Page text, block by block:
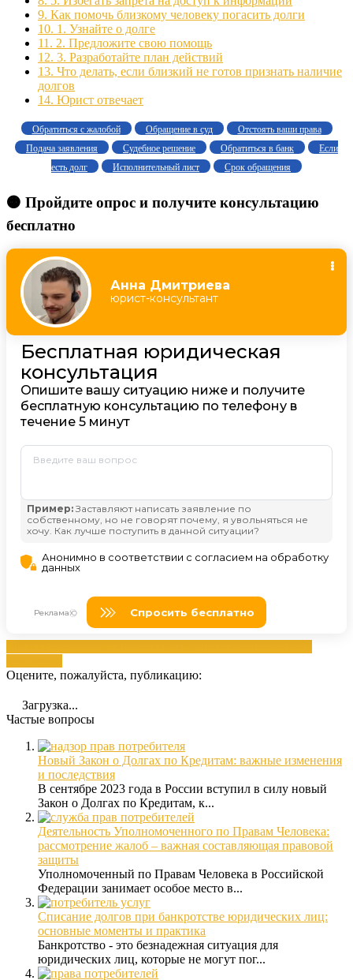
9. Как помочь близкому человеку погасить долги
10. 1. Узнайте о долге
11. 2. Предложите свою помощь
12. 3. Разработайте план действий
13. Что делать, если близкий не готов признать наличие
долгов
14. Юрист отвечает
Обратиться с жалобой Обращение в суд
Отстоять ваши права
Подача заявления
Судебное решение Обратиться в банк
Если
есть долг
Исполнительный лист Срок обращения
🟠 Пройдите опрос и получите консультацию
бесплатно
Оцените, пожалуйста, публикацию:
Загрузка...
Частые вопросы
Новый Закон о Долгах по Кредитам: важные изменения
и последствия
В сентябре 2023 года в России вступил в силу новый
Закон о Долгах по Кредитам, к...
Деятельность Уполномоченного по Правам Человека:
рассмотрение жалоб – важная составляющая правовой
защиты
Уполномоченный по Правам Человека в Российской
Федерации занимает особое место в...
Списание долгов при банкротстве юридических лиц:
основные моменты и практика
Банкротство - это безнадежная ситуация для
юридических лиц, которые не могут пог...